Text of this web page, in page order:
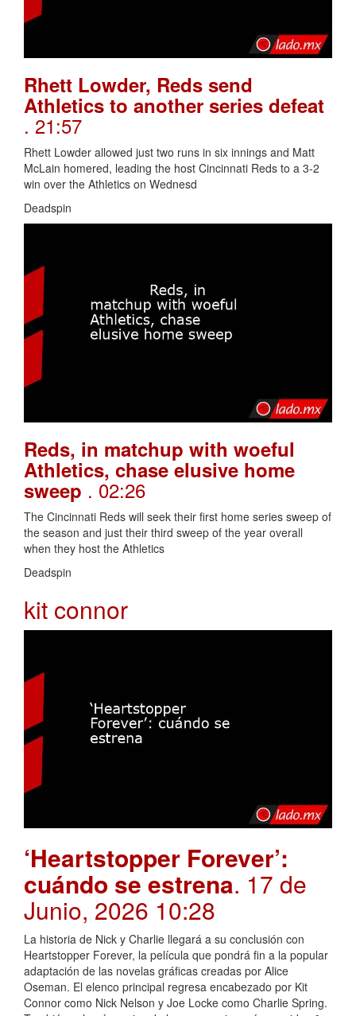
Rhett Lowder, Reds send
Athletics to another series defeat
. 21:57
Rhett Lowder allowed just two runs in six innings and Matt
McLain homered, leading the host Cincinnati Reds to a 3-2
win over the Athletics on Wednesd
Deadspin
Reds, in matchup with woeful
Athletics, chase elusive home
sweep . 02:26
The Cincinnati Reds will seek their first home series sweep of
the season and just their third sweep of the year overall
when they host the Athletics
Deadspin
kit connor
‘Heartstopper Forever’:
cuándo se estrena. 17 de
Junio, 2026 10:28
La historia de Nick y Charlie llegará a su conclusión con
Heartstopper Forever, la película que pondrá fin a la popular
adaptación de las novelas gráficas creadas por Alice
Oseman. El elenco principal regresa encabezado por Kit
Connor como Nick Nelson y Joe Locke como Charlie Spring.